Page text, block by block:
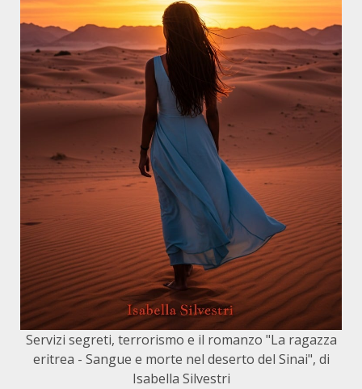
Servizi segreti, terrorismo e il romanzo "La ragazza
eritrea - Sangue e morte nel deserto del Sinai", di
Isabella Silvestri